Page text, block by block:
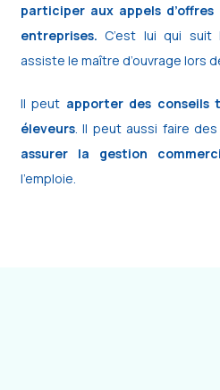
participer aux appels
entreprises. C’est lui qui suit
assiste le maître d’ouvrage lors
Il peut apporter des conseils
éleveurs. Il peut aussi faire
assurer la gestion
l’emploie.